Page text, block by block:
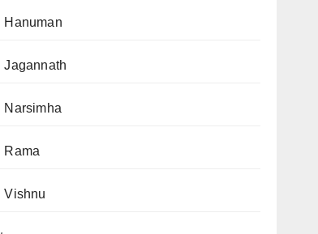
Hanuman
Jagannath
Narsimha
Rama
Vishnu